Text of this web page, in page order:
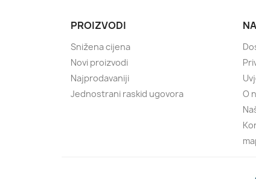
PROIZVODI
Snižena cijena
Novi proizvodi
Najprodavaniji
Jednostrani raskid ugovora
O